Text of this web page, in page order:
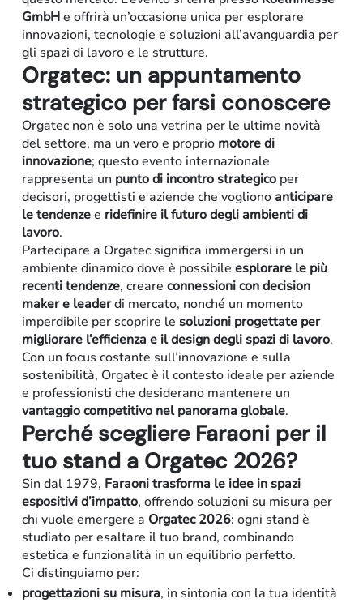
Retail
Residenziale
GmbHe offrirà un’occasione unica per esplorare
innovazioni, tecnologie e soluzioni all’avanguardia per
gli spazi di lavoro e le strutture.
Orgatec: un appuntamento
strategico per farsi conoscere
Orgatec non è solo una vetrina per le ultime novità
del settore, ma un vero e proprio motore di
innovazione; questo evento internazionale
rappresenta un punto di incontro strategicoper
decisori, progettisti e aziende che voglionoanticipare
le tendenzee ridefinire il futuro degli ambienti di
lavoro.
Partecipare a Orgatec significa immergersi in un
ambiente dinamico dove è possibile esplorare le più
recenti tendenze, creare connessioni con decision
makere leaderdi mercato, nonché un momento
imperdibile per scoprire le soluzioni progettate per
migliorare l’efficienza e il design degli spazi di lavoro.
Con un focus costante sull’innovazione e sulla
sostenibilità, Orgatec è il contesto ideale per aziende
e professionisti che desiderano mantenere un
vantaggio competitivo nel panorama globale.
Perché scegliere Faraoni per il
tuo stand a Orgatec 2026?
Sin dal 1979, Faraoni trasforma le idee in spazi
espositivi d’impatto, offrendo soluzioni su misura per
chi vuole emergere a Orgatec 2026: ogni stand è
studiato per esaltare il tuo brand, combinando
estetica e funzionalità in un equilibrio perfetto.
Ci distinguiamo per:
progettazioni su misura, in sintonia con la tua identità